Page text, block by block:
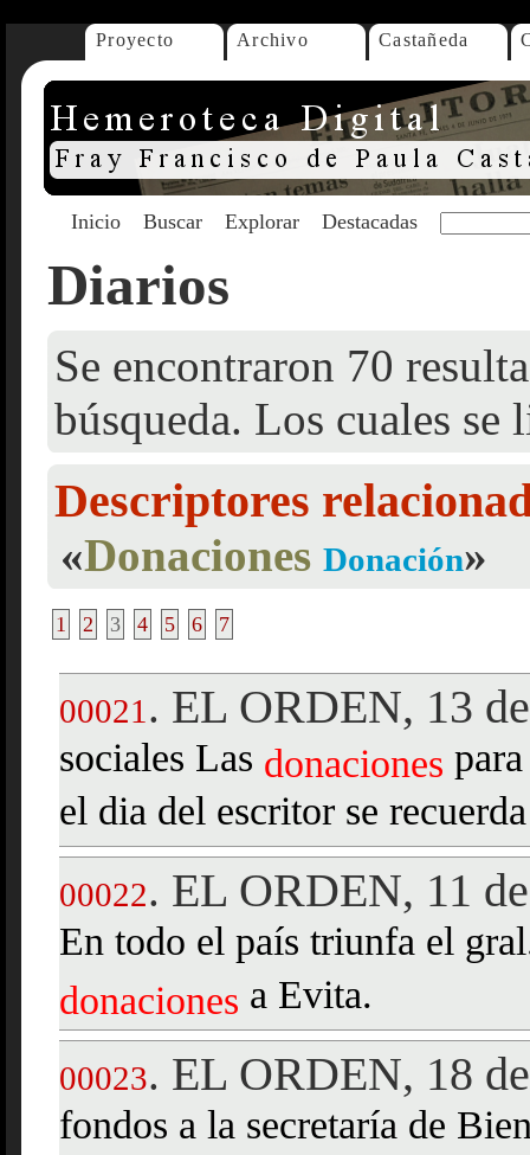
Proyecto Archivo Castañeda
Inicio Buscar Explorar Destacadas
Diarios
Se encontraron 70
búsqueda. Los cuales se
Descriptores
«Donaciones Donación»
1 2 3 4 5 6 7
00021 . EL ORDEN, 13
sociales Las donaciones
el dia del escritor se
00022. EL ORDEN, 11
En todo el país triunfa el
donaciones a Evita.
00023. EL ORDEN, 18
fondos a la secretaría de